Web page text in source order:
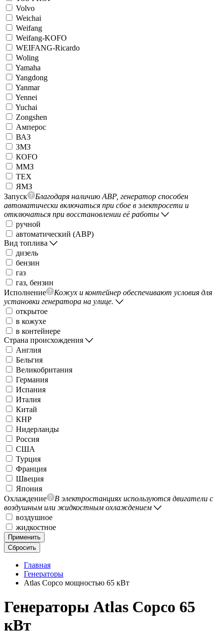
Volvo
Weichai
Weifang
Weifang-KOFO
WEIFANG-Ricardo
Woling
Yamaha
Yangdong
Yanmar
Yennei
Yuchai
Zongshen
Амперос
ВАЗ
ЗМЗ
КОFO
ММЗ
ТЕХ
ЯМЗ
Запуск
Благодаря наличию АВР, генератор способен
автоматически включаться при сбое в электросети и
отключаться при восстановлении её работы
ручной
автоматический (АВР)
Вид топлива
дизель
бензин
газ
газ, бензин
Исполнение
Кожух и контейнер обеспечивают условия для
установки генератора на улице.
открытое
в кожухе
в контейнере
Страна происхождения
Англия
Бельгия
Великобритания
Германия
Испания
Италия
Китай
КНР
Нидерланды
Россия
США
Турция
Франция
Швеция
Япония
Охлаждение
В электростанциях используются двигатели с
воздушным или жидкостным охлаждением
воздушное
жидкостное
Применить
Сбросить
Главная
Генераторы
Atlas Copco мощностью 65 кВт
Генераторы Atlas Copco 65
кВт